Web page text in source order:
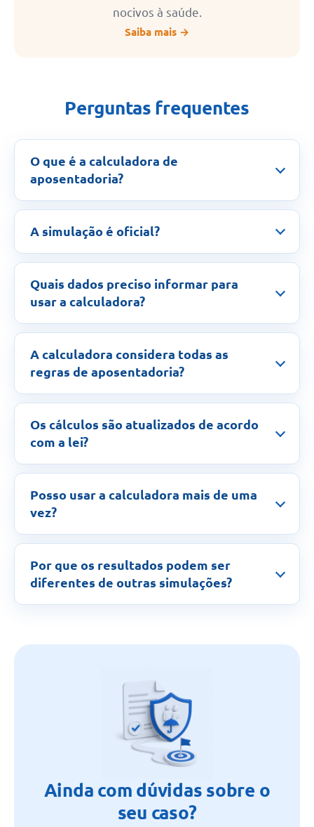
nocivos à saúde.
Saiba mais →
Perguntas frequentes
O que é a calculadora de
aposentadoria?
A simulação é oficial?
Quais dados preciso informar para
usar a calculadora?
A calculadora considera todas as
regras de aposentadoria?
Os cálculos são atualizados de acordo
com a lei?
Posso usar a calculadora mais de uma
vez?
Por que os resultados podem ser
diferentes de outras simulações?
Ainda com dúvidas sobre o
seu caso?